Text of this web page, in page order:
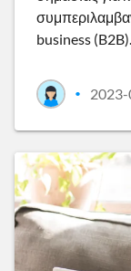
business (B2B).
•